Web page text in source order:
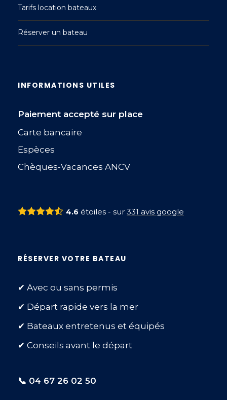
Tarifs location bateaux
Réserver un bateau
INFORMATIONS UTILES
Paiement accepté sur place
Carte bancaire
Espèces
Chèques-Vacances ANCV
4.6 étoiles - sur 331 avis google
RÉSERVER VOTRE BATEAU
✔ Avec ou sans permis
✔ Départ rapide vers la mer
✔ Bateaux entretenus et équipés
✔ Conseils avant le départ
📞 04 67 26 02 50